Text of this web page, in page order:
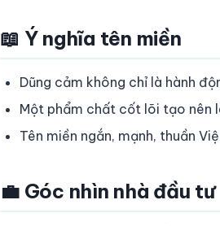
📖 Ý nghĩa tên miền
Dũng cảm không chỉ là hành
Một phẩm chất cốt lõi tạo nên
Tên miền ngắn, mạnh, thuần
💼 Góc nhìn nhà đầu tư